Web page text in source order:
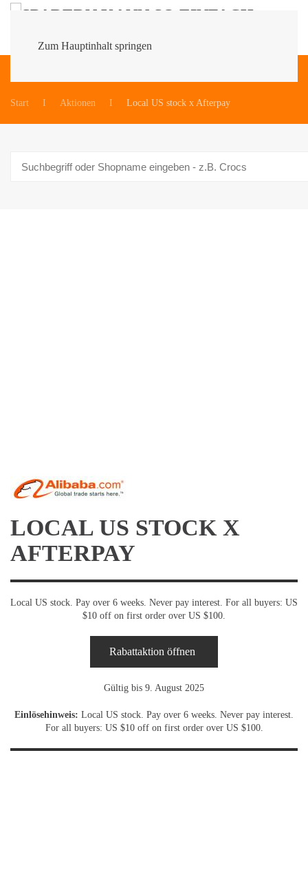
Zum Hauptinhalt springen
Start Aktionen Local US stock x Afterpay
LOCAL US STOCK X
AFTERPAY
Local US stock. Pay over 6 weeks. Never pay interest. For all buyers: US
$10 off on first order over US $100.
Rabattaktion öffnen
Gültig bis 9. August 2025
Einlösehinweis: Local US stock. Pay over 6 weeks. Never pay interest.
For all buyers: US $10 off on first order over US $100.